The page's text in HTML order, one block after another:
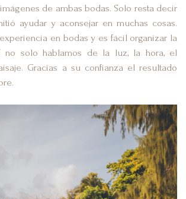
de ambas bodas. Solo resta decir
ayudar y aconsejar en muchas cosas.
en bodas y es fácil organizar la
no solo hablamos de la luz, la hora, el
Gracias a su confianza el resultado